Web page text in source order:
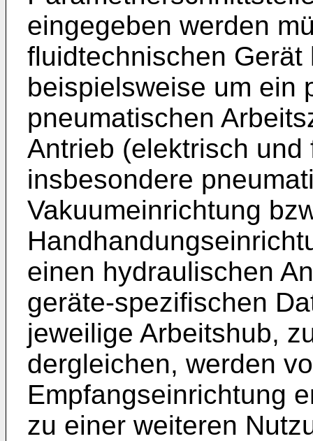
eingegeben werden
fluidtechnischen Gerät
beispielsweise um ein
pneumatischen
Antrieb (elektrisch und
insbesondere
Vakuumeinrichtung
einen hydraulischen
geräte-spezifischen
jeweilige Arbeitshub,
dergleichen, werden
Empfangseinrichtung
zu einer weiteren